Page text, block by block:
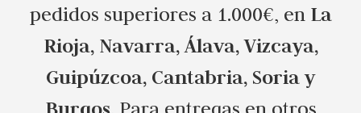
pedidos superiores a 1.000€, en La
Rioja, Navarra, Álava, Vizcaya,
Guipúzcoa, Cantabria, Soria y